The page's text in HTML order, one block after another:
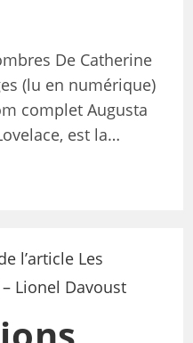
De Catherine
(lu en numérique)
complet Augusta
est la…